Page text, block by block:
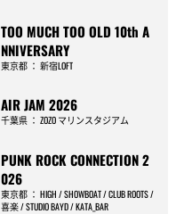
TOO MUCH TOO OLD 10th A
NNIVERSARY
東京都 ：新宿LOFT
AIR JAM 2026
千葉県 ：ZOZO マリンスタジアム
PUNK ROCK CONNECTION 2
026
東京都 ：HIGH / SHOWBOAT / CLUB ROOTS /
喜楽 / STUDIO BAYD / KATA_BAR